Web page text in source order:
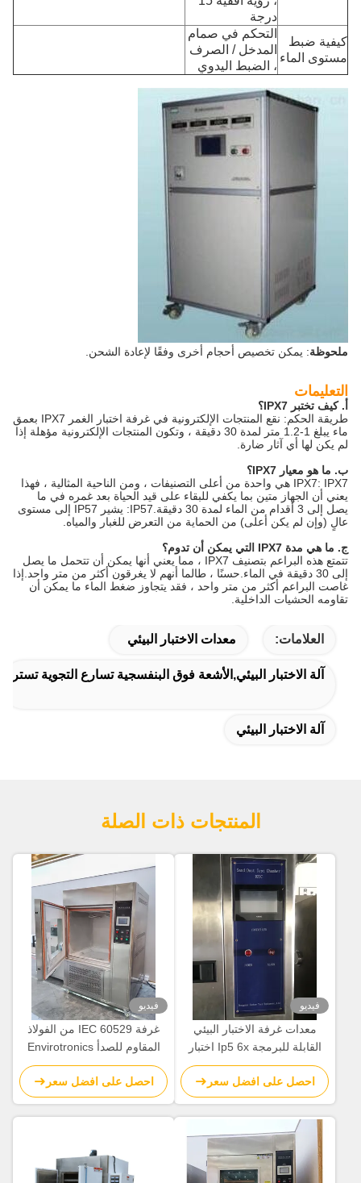
درجة
كيفية ضبط
مستوى الماء
التحكم في صمام
المدخل / الصرف
، الضبط اليدوي
ملحوظة: يمكن تخصيص أحجام أخرى وفقًا لإعادة الشحن.
التعليمات
أ. كيف تختبر IPX7؟
طريقة الحكم: نقع المنتجات الإلكترونية في غرفة اختبار الغمر IPX7 بعمق
ماء يبلغ 1-1.2 متر لمدة 30 دقيقة ، وتكون المنتجات الإلكترونية مؤهلة إذا
لم يكن لها أي آثار ضارة.
ب. ما هو معيار IPX7؟
IPX7: IPX7 هي واحدة من أعلى التصنيفات ، ومن الناحية المثالية ، فهذا
يعني أن الجهاز متين بما يكفي للبقاء على قيد الحياة بعد غمره في ما
يصل إلى 3 أقدام من الماء لمدة 30 دقيقة.IP57: يشير IP57 إلى مستوى
عالٍ (وإن لم يكن أعلى) من الحماية من التعرض للغبار والمياه.
ج. ما هي مدة IPX7 التي يمكن أن تدوم؟
تتمتع هذه البراعم بتصنيف IPX7 ، مما يعني أنها يمكن أن تتحمل ما يصل
إلى 30 دقيقة في الماء.حسنًا ، طالما أنهم لا يغرقون أكثر من متر واحد.إذا
غاصت البراعم أكثر من متر واحد ، فقد يتجاوز ضغط الماء ما يمكن أن
تقاومه الحشيات الداخلية.
العلامات: معدات الاختبار البيئي
آلة الاختبار البيئي,الأشعة فوق البنفسجية تسارع التجوية تستر
آلة الاختبار البيئي
المنتجات ذات الصلة
فيديو
معدات غرفة الاختبار البيئي
القابلة للبرمجة Ip5 6x اختبار
مسحوق رمل الغبار
احصل على افضل سعر
فيديو
غرفة IEC 60529 من الفولاذ
المقاوم للصدأ Envirotronics
خالية من الغبار والرمل
والمسحوق
احصل على افضل سعر